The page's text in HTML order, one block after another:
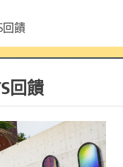
回饋
回饋